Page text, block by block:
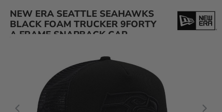
NEW ERA SEATTLE SEAHAWKS
BLACK FOAM TRUCKER 9FORTY
A FRAME SNAPBACK CAP